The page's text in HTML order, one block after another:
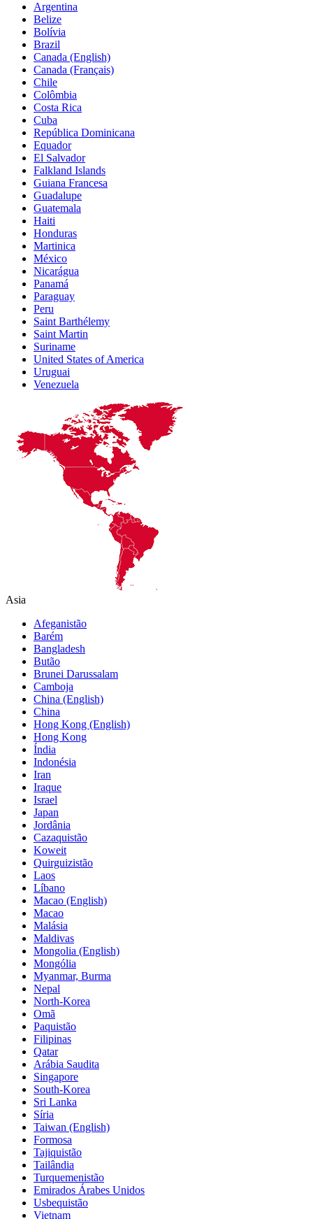
Argentina
Belize
Bolívia
Brazil
Canada (English)
Canada (Français)
Chile
Colômbia
Costa Rica
Cuba
República Dominicana
Equador
El Salvador
Falkland Islands
Guiana Francesa
Guadalupe
Guatemala
Haiti
Honduras
Martinica
México
Nicarágua
Panamá
Paraguay
Peru
Saint Barthélemy
Saint Martin
Suriname
United States of America
Uruguai
Venezuela
Asia
Afeganistão
Barém
Bangladesh
Butão
Brunei Darussalam
Camboja
China (English)
China
Hong Kong (English)
Hong Kong
Índia
Indonésia
Iran
Iraque
Israel
Japan
Jordânia
Cazaquistão
Koweit
Quirguizistão
Laos
Líbano
Macao (English)
Macao
Malásia
Maldivas
Mongolia (English)
Mongólia
Myanmar, Burma
Nepal
North-Korea
Omã
Paquistão
Filipinas
Qatar
Arábia Saudita
Singapore
South-Korea
Sri Lanka
Síria
Taiwan (English)
Formosa
Tajiquistão
Tailândia
Turquemenistão
Emirados Árabes Unidos
Usbequistão
Vietnam